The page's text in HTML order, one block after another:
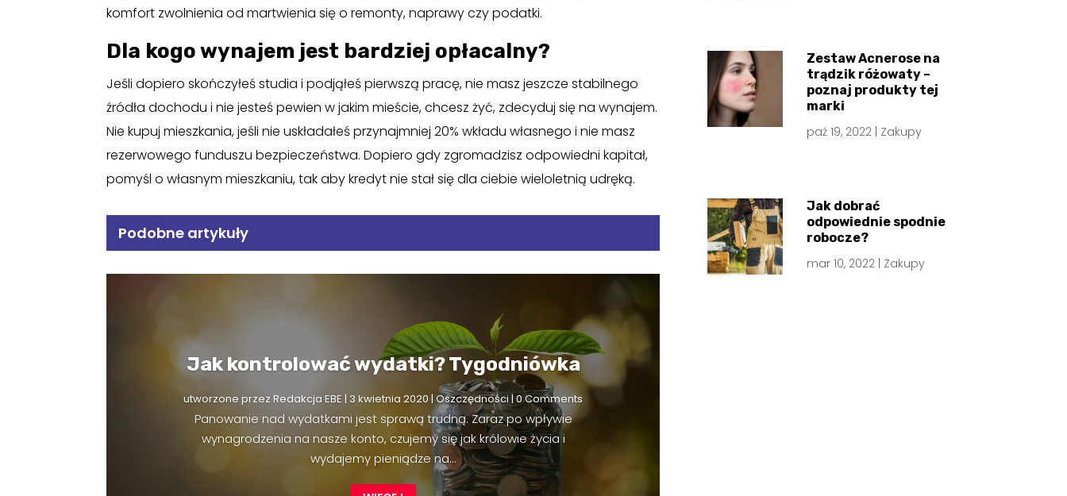
komfort zwolnienia od martwienia się o remonty, naprawy czy podatki.
Dla kogo wynajem jest bardziej opłacalny?
Jeśli dopiero skończyłeś studia i podjąłeś pierwszą pracę, nie masz jeszcze stabilnego
źródła dochodu i nie jesteś pewien w jakim mieście, chcesz żyć, zdecyduj się na wynajem.
Nie kupuj mieszkania, jeśli nie uskładałeś przynajmniej 20% wkładu własnego i nie masz
rezerwowego funduszu bezpieczeństwa. Dopiero gdy zgromadzisz odpowiedni kapitał,
pomyśl o własnym mieszkaniu, tak aby kredyt nie stał się dla ciebie wieloletnią udręką.
Podobne artykuły
Jak kontrolować wydatki? Tygodniówka
utworzone przezRedakcja EBE | 3 kwietnia 2020 |Oszczędności | 0 Comments
Panowanie nad wydatkami jest sprawą trudną. Zaraz po wpływie
wynagrodzenia na nasze konto, czujemy się jak królowie życia i
wydajemy pieniądze na...
Zestaw Acnerose na
trądzik różowaty –
poznaj produkty tej
marki
paź 19, 2022 Zakupy
Jak dobrać
odpowiednie spodnie
robocze?
mar 10, 2022 Zakupy